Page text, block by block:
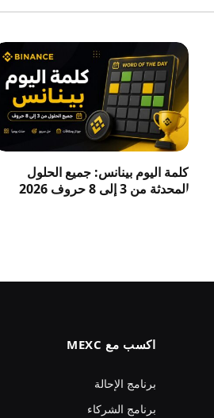
كلمة اليوم بينانس: جميع الحلول
المحدثة من 3 إلى 8 حروف 2026
اكسب مع MEXC
برنامج الإحالة
برنامج الشركاء